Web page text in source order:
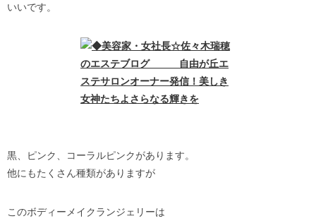
いいです。
黒、ピンク、コーラルピンクがあります。
他にもたくさん種類がありますが
このボディーメイクランジェリーは